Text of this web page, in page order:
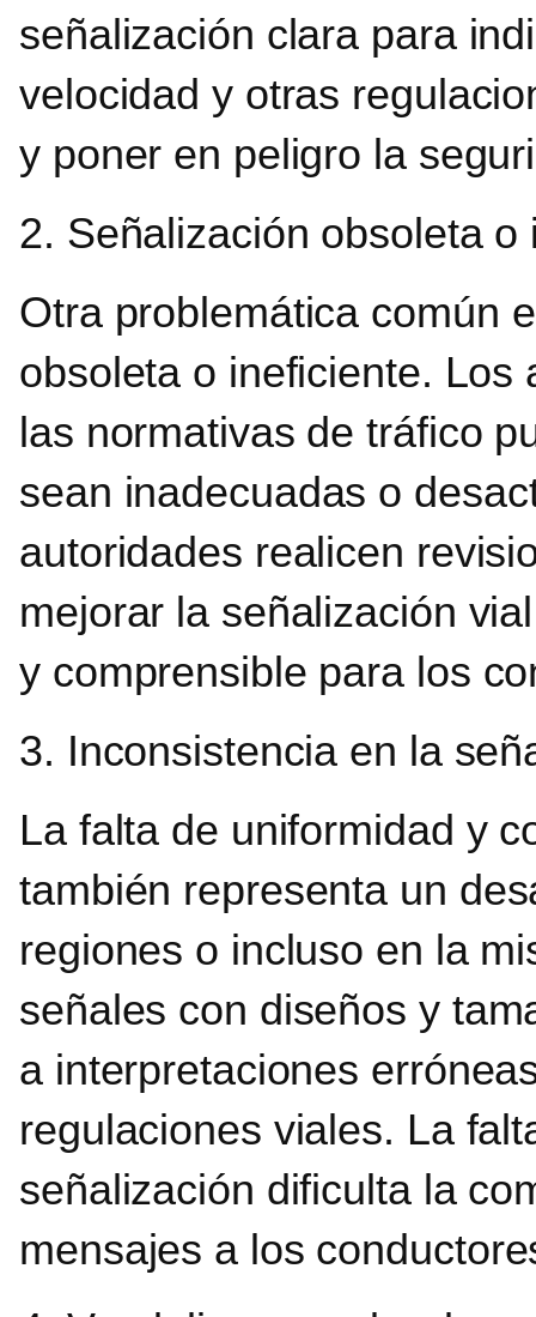
señalización clara para
velocidad y otras
y poner en peligro la
2. Señalización obsoleta o
Otra problemática común
obsoleta o ineficiente. Los
las normativas de tráfico
sean inadecuadas o
autoridades realicen
mejorar la señalización
y comprensible para los
3. Inconsistencia en la
La falta de uniformidad y
también representa un
regiones o incluso en la
señales con diseños y
a interpretaciones
regulaciones viales. La
señalización dificulta la
mensajes a los